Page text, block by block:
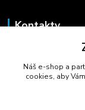
Kontakty
+420 723 725
(Po-Pá, 8-16 hod.)
Náš e-shop a
cookies, aby